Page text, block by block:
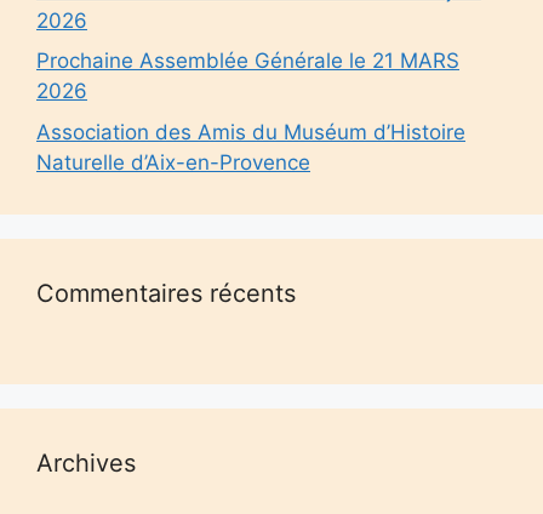
2026
Prochaine Assemblée Générale le 21 MARS
2026
Association des Amis du Muséum d’Histoire
Naturelle d’Aix-en-Provence
Commentaires récents
Archives